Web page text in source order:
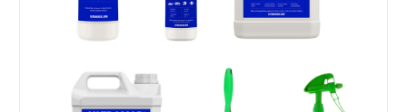
Galerieansicht
öffnen